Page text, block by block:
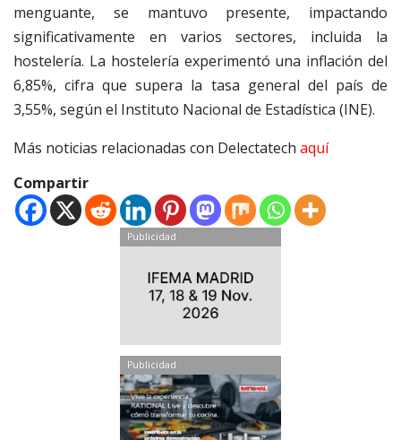
menguante, se mantuvo presente, impactando
significativamente en varios sectores, incluida la
hostelería. La hostelería experimentó una inflación del
6,85%, cifra que supera la tasa general del país de
3,55%, según el Instituto Nacional de Estadística (INE).
Más noticias relacionadas con Delectatech aquí
Compartir
Publicidad
Publicidad